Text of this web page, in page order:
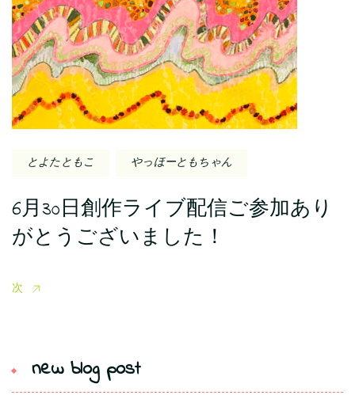
とよたともこ やっほーともちゃん
6月30日創作ライブ配信ご参加あり
がとうございました！
次
new blog post